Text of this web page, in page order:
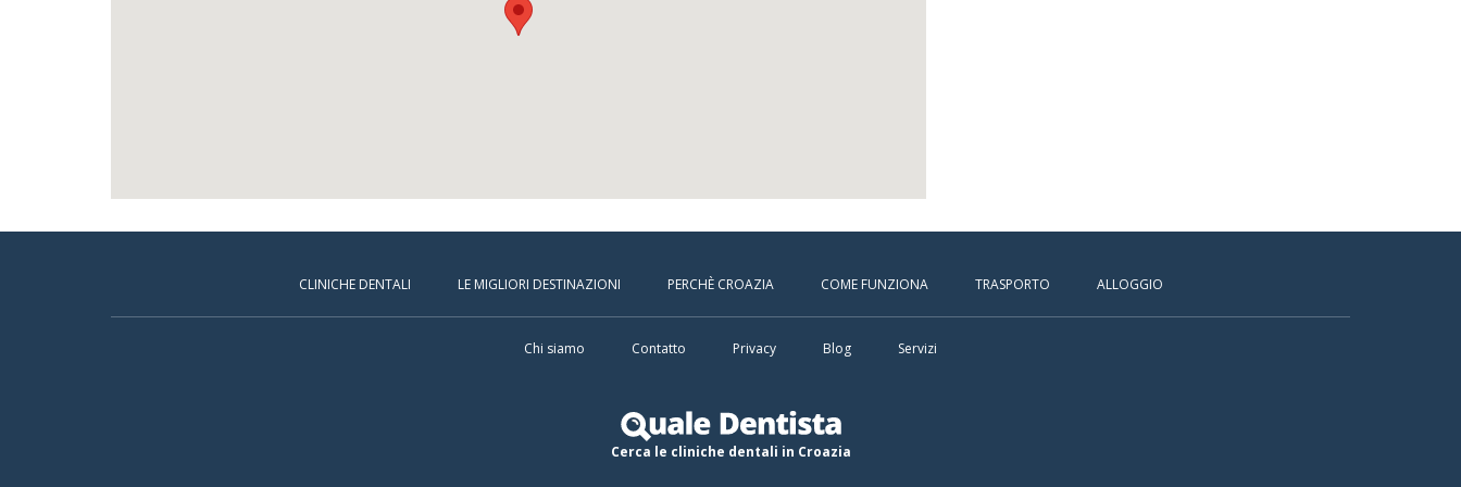
CLINICHE DENTALI LE MIGLIORI DESTINAZIONI PERCHÈ CROAZIA COME FUNZIONA TRASPORTO ALLOGGIO
Chi siamo Contatto Privacy Blog Servizi
Cerca le cliniche dentali in Croazia